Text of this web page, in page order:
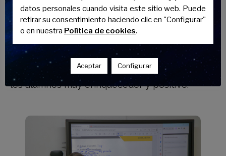
electrónico.
El uso de nuestra plataforma y las pantallas
nuestras aulas, nos permiten acceder a las
nuevas tecnologías con el fin de
innovar en el
ámbito de la educación, siendo su impacto en
los alumnos muy enriquecedor y positivo.
datos personales cuando visita este sitio web. Puede
retirar su consentimiento haciendo clic en "Configurar"
o en nuestra Política de cookies.
Aceptar Configurar